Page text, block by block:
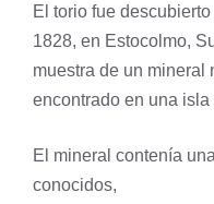
El torio fue descubierto
1828, en Estocolmo,
muestra de un mineral
encontrado en una isla
El mineral contenía
conocidos,